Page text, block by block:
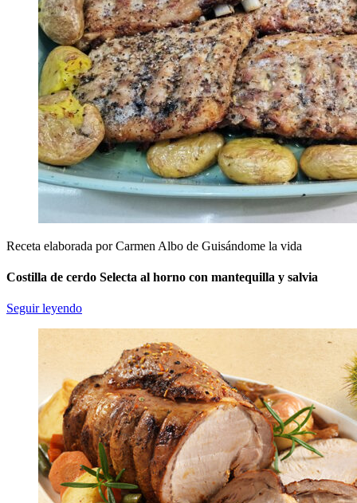
Receta elaborada por Carmen Albo de Guisándome la vida
Costilla de cerdo Selecta al horno con mantequilla y salvia
Seguir leyendo